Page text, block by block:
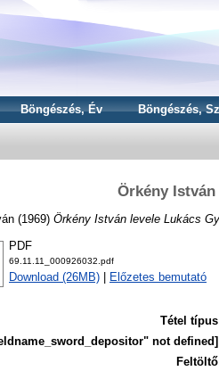
Böngészés, Év Böngészés,
Örkény
(1969) Örkény István levele Lukács
PDF
69.11.11_000926032.pdf
Download (26MB) Előzetes bemutató
Tétel
not